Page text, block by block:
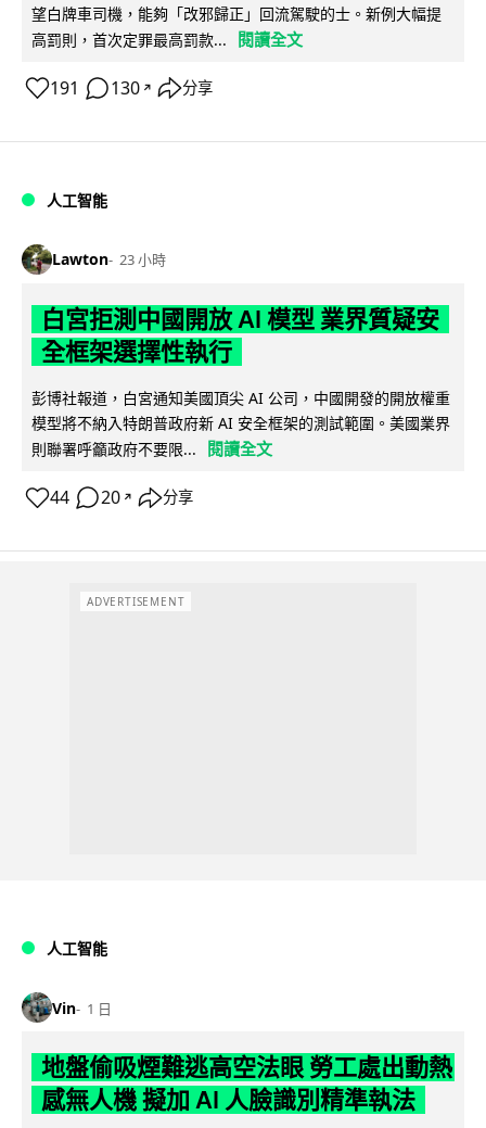
望白牌車司機，能夠「改邪歸正」回流駕駛的士。新例大幅提
高罰則，首次定罪最高罰款...
閱讀全文
191 130 ↗ 分享
人工智能
Lawton 23 小時
白宮拒測中國開放 AI 模型 業界質疑安
全框架選擇性執行
彭博社報道，白宮通知美國頂尖 AI 公司，中國開發的開放權重
模型將不納入特朗普政府新 AI 安全框架的測試範圍。美國業界
則聯署呼籲政府不要限...
閱讀全文
44 20 ↗ 分享
ADVERTISEMENT
人工智能
Vin 1 日
地盤偷吸煙難逃高空法眼 勞工處出動熱
感無人機 擬加 AI 人臉識別精準執法